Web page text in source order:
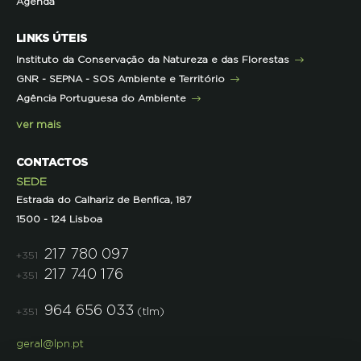
Iniciativas
Pareceres
Parcerias
Projetos
Semana do Jornalismo de Ambiente 2023
Literacia para a Floresta
Projetos
Formação Contínua para Professores
Outras Formações
Agenda
LINKS ÚTEIS
Instituto da Conservação da Natureza e das Florestas
GNR - SEPNA - SOS Ambiente e Território
Agência Portuguesa do Ambiente
ver mais
CONTACTOS
SEDE
Estrada do Calhariz de Benfica, 187
1500 - 124 Lisboa
+351 217 780 097
+351 217 740 176
+351 964 656 033 (tlm)
geral@lpn.pt